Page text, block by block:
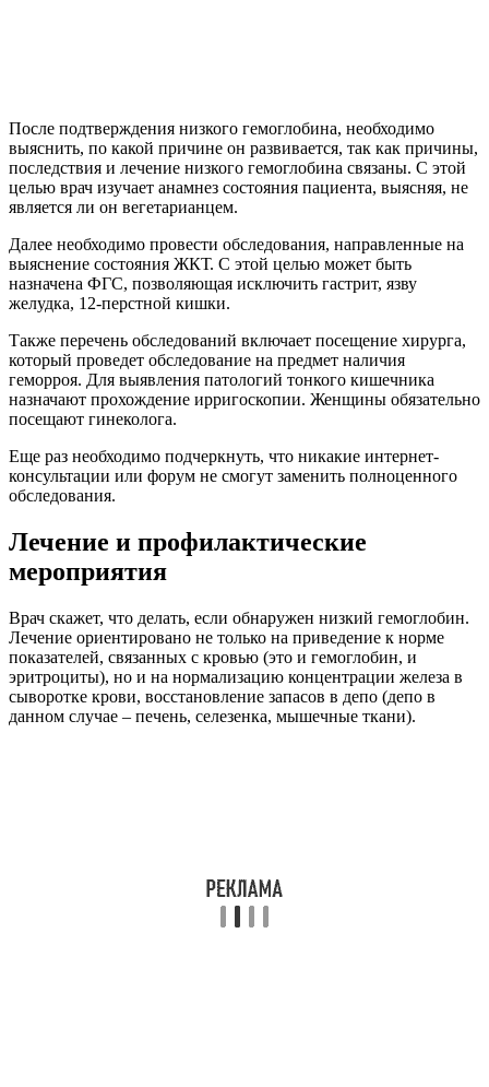
После подтверждения низкого гемоглобина, необходимо
выяснить, по какой причине он развивается, так как причины,
последствия и лечение низкого гемоглобина связаны. С этой
целью врач изучает анамнез состояния пациента, выясняя, не
является ли он вегетарианцем.
Далее необходимо провести обследования, направленные на
выяснение состояния ЖКТ. С этой целью может быть
назначена ФГС, позволяющая исключить гастрит, язву
желудка, 12-перстной кишки.
Также перечень обследований включает посещение хирурга,
который проведет обследование на предмет наличия
геморроя. Для выявления патологий тонкого кишечника
назначают прохождение ирригоскопии. Женщины обязательно
посещают гинеколога.
Еще раз необходимо подчеркнуть, что никакие интернет-
консультации или форум не смогут заменить полноценного
обследования.
Лечение и профилактические
мероприятия
Врач скажет, что делать, если обнаружен низкий гемоглобин.
Лечение ориентировано не только на приведение к норме
показателей, связанных с кровью (это и гемоглобин, и
эритроциты), но и на нормализацию концентрации железа в
сыворотке крови, восстановление запасов в депо (депо в
данном случае – печень, селезенка, мышечные ткани).